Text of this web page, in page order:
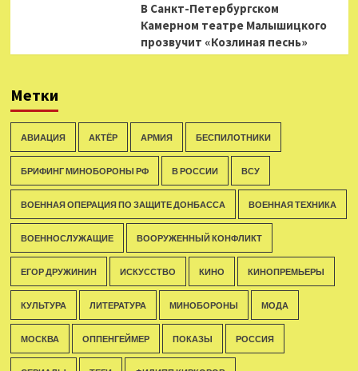
В Санкт-Петербургском
Камерном театре Малышицкого
прозвучит «Козлиная песнь»
Метки
АВИАЦИЯ АКТЁР АРМИЯ БЕСПИЛОТНИКИ
БРИФИНГ МИНОБОРОНЫ РФ В РОССИИ ВСУ
ВОЕННАЯ ОПЕРАЦИЯ ПО ЗАЩИТЕ ДОНБАССА ВОЕННАЯ ТЕХНИКА
ВОЕННОСЛУЖАЩИЕ ВООРУЖЕННЫЙ КОНФЛИКТ
ЕГОР ДРУЖИНИН ИСКУССТВО КИНО КИНОПРЕМЬЕРЫ
КУЛЬТУРА ЛИТЕРАТУРА МИНОБОРОНЫ МОДА
МОСКВА ОППЕНГЕЙМЕР ПОКАЗЫ РОССИЯ